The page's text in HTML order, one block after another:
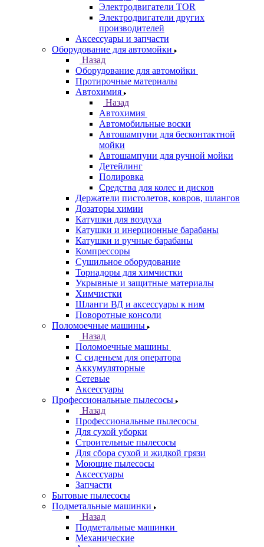
Электродвигатели TOR
Электродвигатели других
производителей
Аксессуары и запчасти
Оборудование для автомойки
Назад
Оборудование для автомойки
Протирочные материалы
Автохимия
Назад
Автохимия
Автомобильные воски
Автошампуни для бесконтактной
мойки
Автошампуни для ручной мойки
Детейлинг
Полировка
Средства для колес и дисков
Держатели пистолетов, ковров, шлангов
Дозаторы химии
Катушки для воздуха
Катушки и инерционные барабаны
Катушки и ручные барабаны
Компрессоры
Сушильное оборудование
Торнадоры для химчистки
Укрывные и защитные материалы
Химчистки
Шланги ВД и аксессуары к ним
Поворотные консоли
Поломоечные машины
Назад
Поломоечные машины
С сиденьем для оператора
Аккумуляторные
Сетевые
Аксессуары
Профессиональные пылесосы
Назад
Профессиональные пылесосы
Для сухой уборки
Строительные пылесосы
Для сбора сухой и жидкой грязи
Моющие пылесосы
Аксессуары
Запчасти
Бытовые пылесосы
Подметальные машинки
Назад
Подметальные машинки
Механические